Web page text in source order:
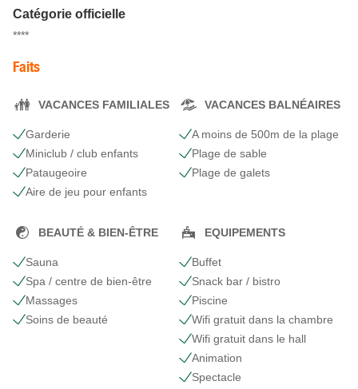
Catégorie officielle
****
Faits
VACANCES FAMILIALES
Garderie
Miniclub / club enfants
Pataugeoire
Aire de jeu pour enfants
VACANCES BALNÉAIRES
A moins de 500m de la plage
Plage de sable
Plage de galets
BEAUTÉ & BIEN-ÊTRE
Sauna
Spa / centre de bien-être
Massages
Soins de beauté
EQUIPEMENTS
Buffet
Snack bar / bistro
Piscine
Wifi gratuit dans la chambre
Wifi gratuit dans le hall
Animation
Spectacle